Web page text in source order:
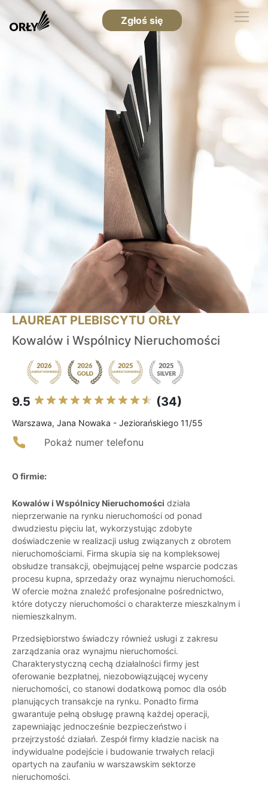
Zgłoś się
LAUREAT PLEBISCYTU ORŁY
Kowalów i Wspólnicy Nieruchomości
9.5 (34)
Warszawa, Jana Nowaka - Jeziorańskiego 11/55
Pokaż numer telefonu
O firmie:
Kowalów i Wspólnicy Nieruchomości działa
nieprzerwanie na rynku nieruchomości od ponad
dwudziestu pięciu lat, wykorzystując zdobyte
doświadczenie w realizacji usług związanych z obrotem
nieruchomościami. Firma skupia się na kompleksowej
obsłudze transakcji, obejmującej pełne wsparcie podczas
procesu kupna, sprzedaży oraz wynajmu nieruchomości.
W ofercie można znaleźć profesjonalne pośrednictwo,
które dotyczy nieruchomości o charakterze mieszkalnym i
niemieszkalnym.
Przedsiębiorstwo świadczy również usługi z zakresu
zarządzania oraz wynajmu nieruchomości.
Charakterystyczną cechą działalności firmy jest
oferowanie bezpłatnej, niezobowiązującej wyceny
nieruchomości, co stanowi dodatkową pomoc dla osób
planujących transakcje na rynku. Ponadto firma
gwarantuje pełną obsługę prawną każdej operacji,
zapewniając jednocześnie bezpieczeństwo i
przejrzystość działań. Zespół firmy kładzie nacisk na
indywidualne podejście i budowanie trwałych relacji
opartych na zaufaniu w warszawskim sektorze
nieruchomości.